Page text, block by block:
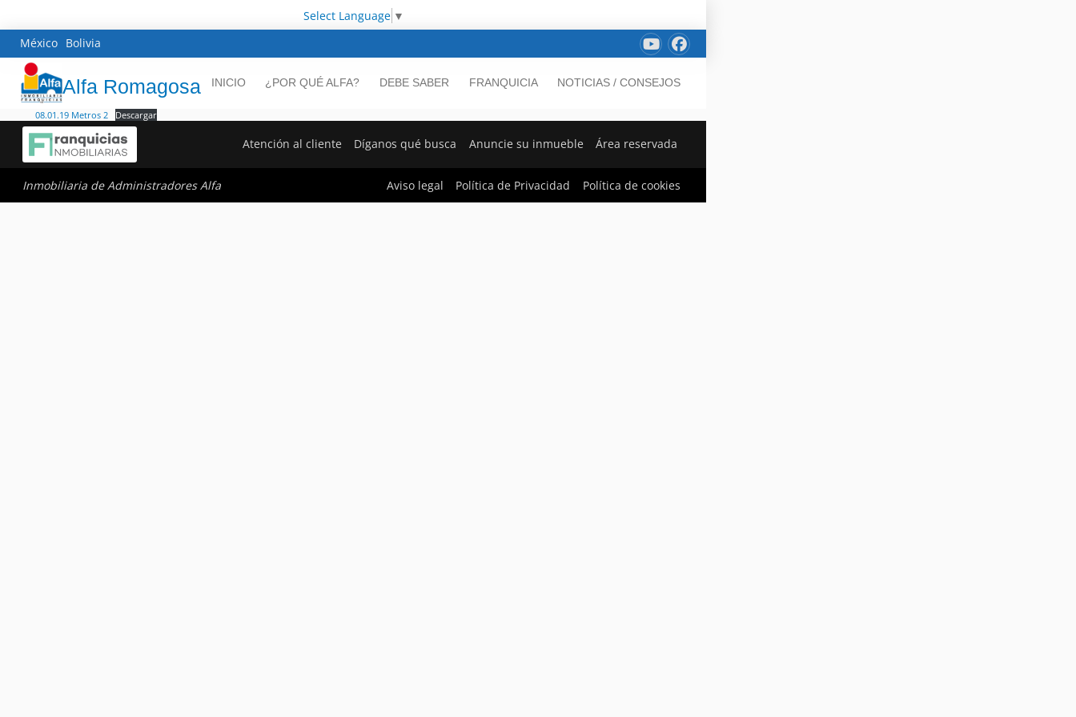
Select Language ▼
México Bolivia
Alfa Romagosa INICIO ¿POR QUÉ ALFA? DEBE SABER FRANQUICIA NOTICIAS / CONSEJOS
08.01.19 Metros 2 Descargar
Atención al cliente Díganos qué busca Anuncie su inmueble Área reservada
Inmobiliaria de Administradores Alfa Aviso legal Política de Privacidad Política de cookies